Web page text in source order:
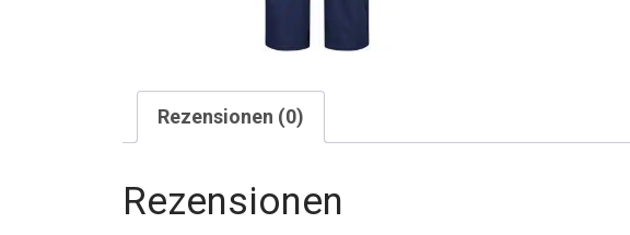
Rezensionen (0)
Rezensionen